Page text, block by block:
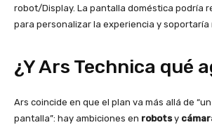
robot/Display. La pantalla doméstica podría
para personalizar la experiencia y soportaría
¿Y Ars Technica qué
Ars coincide en que el plan va más allá de
pantalla”: hay ambiciones en robotsy